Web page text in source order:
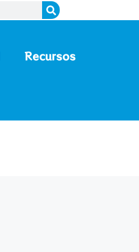
Recursos